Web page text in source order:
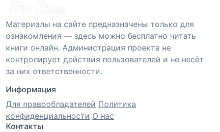
Материалы на сайте предназначены только для
ознакомления — здесь можно бесплатно читать
книги онлайн. Администрация проекта не
контролирует действия пользователей и не несёт
за них ответственности.
Информация
Для правообладателей Политика
конфиденциальности О нас
Контакты